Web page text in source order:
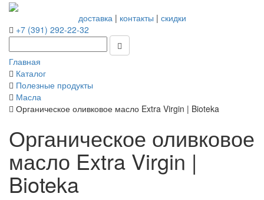
доставка| контакты | скидки
+7 (391) 292-22-32
Главная
Каталог
Полезные продукты
Масла
Органическое оливковое масло Extra Virgin | Bioteka
Органическое оливковое
масло Extra Virgin |
Bioteka